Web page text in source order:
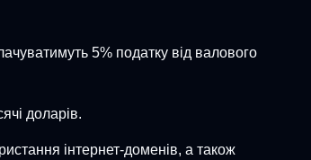
5% податку від валового
доларів.
інтернет-доменів, а також